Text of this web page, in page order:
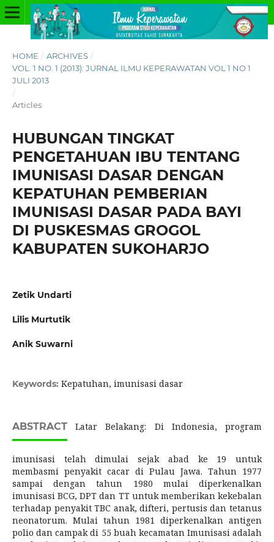
HOME / ARCHIVES /
VOL. 1 NO. 1 (2013): JURNAL ILMU KEPERAWATAN VOL 1 NO 1
JULI 2013
/
Articles
HUBUNGAN TINGKAT
PENGETAHUAN IBU TENTANG
IMUNISASI DASAR DENGAN
KEPATUHAN PEMBERIAN
IMUNISASI DASAR PADA BAYI
DI PUSKESMAS GROGOL
KABUPATEN SUKOHARJO
Zetik Undarti
Lilis Murtutik
Anik Suwarni
Keywords: Kepatuhan, imunisasi dasar
ABSTRACTLatar Belakang: Di Indonesia, program
imunisasi telah dimulai sejak abad ke 19 untuk
membasmi penyakit cacar di Pulau Jawa. Tahun 1977
sampai dengan tahun 1980 mulai diperkenalkan
imunisasi BCG, DPT dan TT untuk memberikan kekebalan
terhadap penyakit TBC anak, difteri, pertusis dan tetanus
neonatorum. Mulai tahun 1981 diperkenalkan antigen
polio dan campak di 55 buah kecamatan Imunisasi adalah